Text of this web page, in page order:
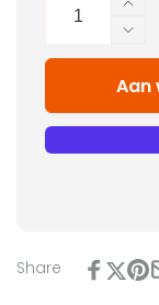
Aan
Share